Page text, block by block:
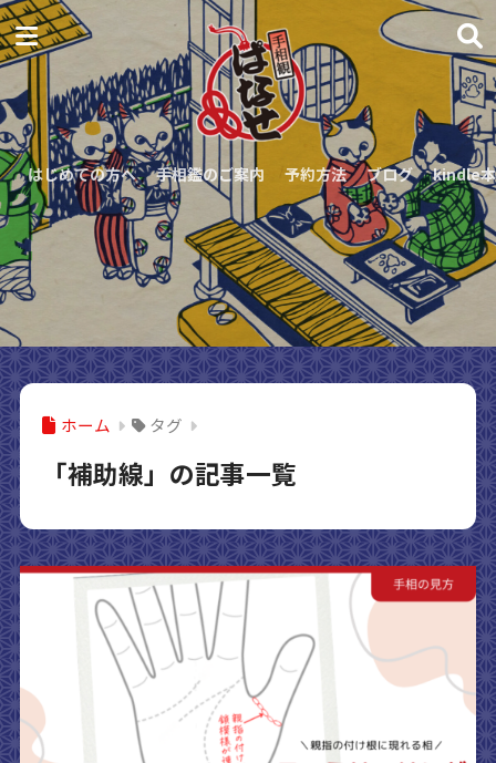
はじめての方へ 手相鑑のご案内 予約方法 ブログ kindle本
ホーム タグ
「補助線」の記事一覧